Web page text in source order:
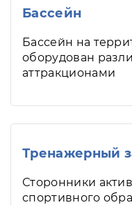
Бассейн
Бассейн на
оборудован
аттракционами
Тренажерный
Сторонники
спортивного